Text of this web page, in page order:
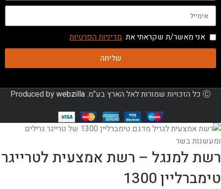
אני מאשר/ת שקראתי את מדיניות הפרטיות
שליחה
Ⓒ כל הזכויות שמורות לאל הארץ בע"מ. Produced by webzilla
רשת למנגל – רשת אמצעית לטרייגר
טימברליין 1300